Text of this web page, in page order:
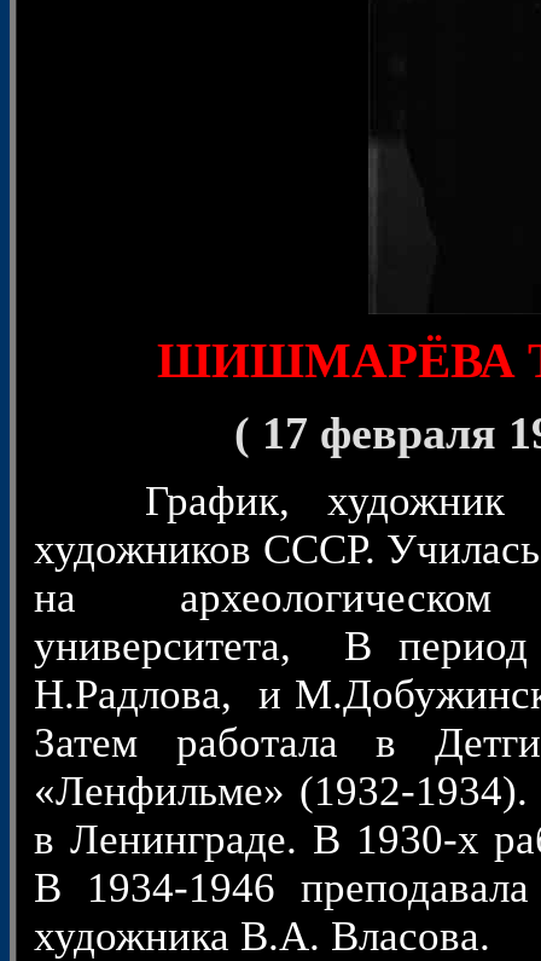
ШИШМАРЁВА
( 17 февраля
График, художник
художников СССР.
на археологическом
университета, В
Н.Радлова, и
Затем работала в
«Ленфильме» (1932-
в Ленинграде. В 1930-х
В 1934-1946
художника В.А. Власова.